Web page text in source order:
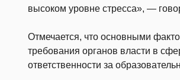
высоком уровне стресса», —
Отмечается, что основными
требования органов власти в
ответственности за